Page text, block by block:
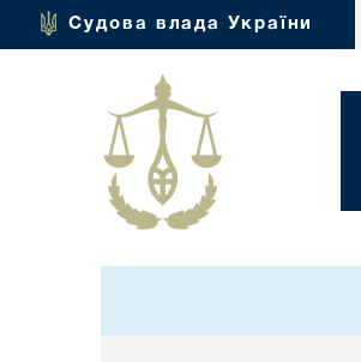
Судова влада України